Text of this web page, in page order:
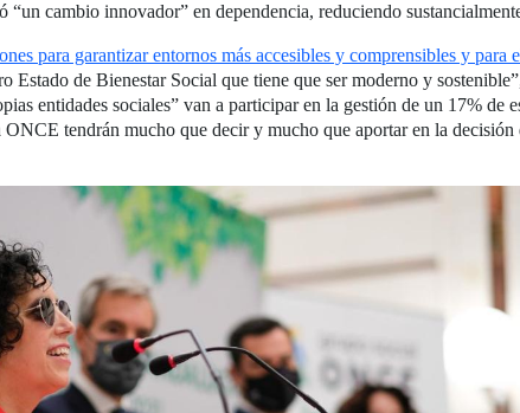
cambio innovador” en dependencia, reduciendo
para garantizar entornos más accesibles y comprensibles y para
Estado de Bienestar Social que tiene que ser moderno y
entidades sociales” van a participar en la gestión de un 17% de
tendrán mucho que decir y mucho que aportar en la decisión